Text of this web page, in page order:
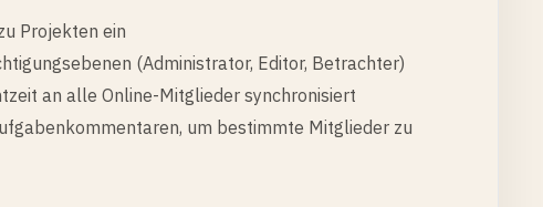
Projekten ein
(Administrator, Editor, Betrachter)
an alle Online-Mitglieder synchronisiert
um bestimmte Mitglieder zu